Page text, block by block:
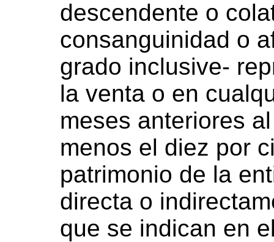
descendente o
consanguinidad o
grado inclusive-
la venta o en
meses anteriores
menos el diez por
patrimonio de la
directa o
que se indican en